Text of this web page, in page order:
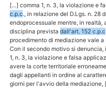
[…] comma 1, n. 3, la violazione e
c.p.c., in relazione del D.Lgs. n. 28
endoprocessuale mentre, in realtà,
disciplina prevista dall'art. 152 c.p.c
procedimento di mediazione vale
Con il secondo motivo si
1, n. 3, la violazione e falsa
avere la corte territoriale
dagli appellanti in ordine al
giorni per l'avvio della mediazione,